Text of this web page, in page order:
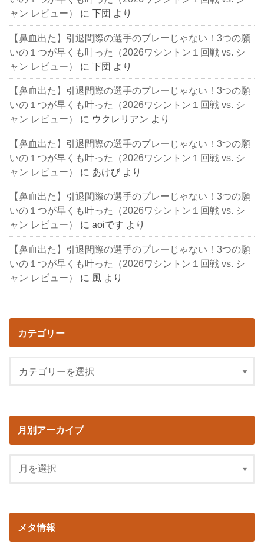
ャン レビュー）
に下団 より
【鼻血出た】引退間際の選手のプレーじゃない！3つの願
いの１つが早くも叶った（2026ワシントン１回戦 vs. シ
ャン レビュー）
に下団 より
【鼻血出た】引退間際の選手のプレーじゃない！3つの願
いの１つが早くも叶った（2026ワシントン１回戦 vs. シ
ャン レビュー）
に ウクレリアン より
【鼻血出た】引退間際の選手のプレーじゃない！3つの願
いの１つが早くも叶った（2026ワシントン１回戦 vs. シ
ャン レビュー）
に あけび より
【鼻血出た】引退間際の選手のプレーじゃない！3つの願
いの１つが早くも叶った（2026ワシントン１回戦 vs. シ
ャン レビュー）
にaoiです より
【鼻血出た】引退間際の選手のプレーじゃない！3つの願
いの１つが早くも叶った（2026ワシントン１回戦 vs. シ
ャン レビュー）
に 風 より
カテゴリー
月別アーカイブ
メタ情報